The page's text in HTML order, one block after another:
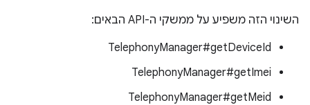
השינוי הזה משפיע על ממשקי ה-API הבאים:
TelephonyManager#getDeviceId
TelephonyManager#getImei
TelephonyManager#getMeid